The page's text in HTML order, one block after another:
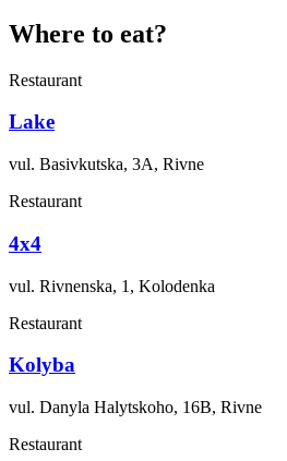
Where to eat?
Restaurant
Lake
vul. Basivkutska, 3A, Rivne
Restaurant
4x4
vul. Rivnenska, 1, Kolodenka
Restaurant
Kolyba
vul. Danyla Halytskoho, 16B, Rivne
Restaurant